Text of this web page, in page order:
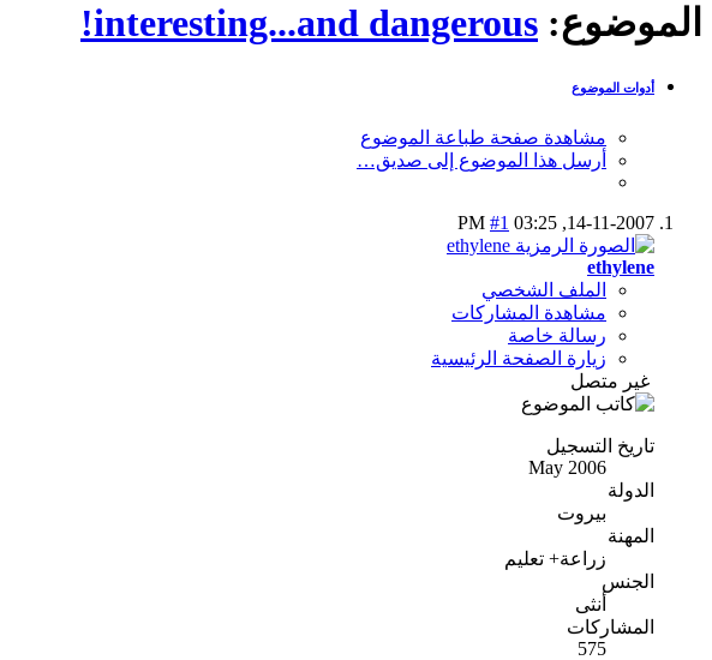
الموضوع: interesting...and dangerous!
أدوات الموضوع
مشاهدة صفحة طباعة الموضوع
أرسل هذا الموضوع إلى صديق…
14-11-2007,
03:25 PM
#1
ethylene
الملف الشخصي
مشاهدة المشاركات
رسالة خاصة
زيارة الصفحة الرئيسية
غير متصل
تاريخ التسجيل
May 2006
الدولة
بيروت
المهنة
زراعة+ تعليم
الجنس
أنثى
المشاركات
575